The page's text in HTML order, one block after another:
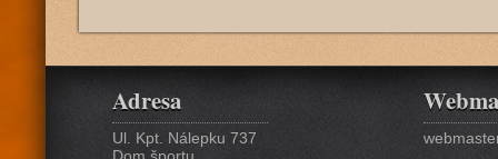
Adresa
Ul. Kpt. Nálepku 737